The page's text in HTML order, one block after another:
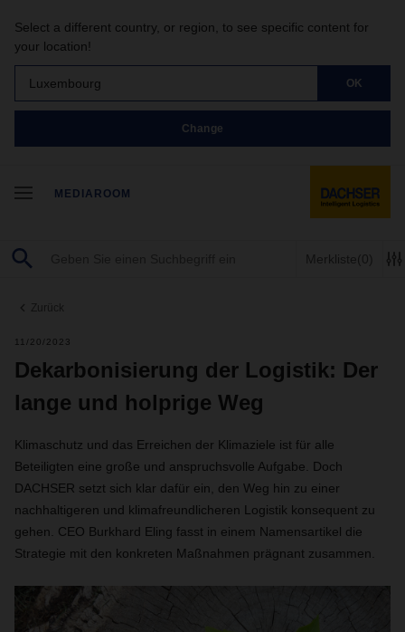
Select a different country, or region, to see specific content for
your location!
Luxembourg OK
Change
MEDIAROOM
Merkliste(0)
Zurück
11/20/2023
Dekarbonisierung der Logistik: Der
lange und holprige Weg
Klimaschutz und das Erreichen der Klimaziele ist für alle
Beteiligten eine große und anspruchsvolle Aufgabe. Doch
DACHSER setzt sich klar dafür ein, den Weg hin zu einer
nachhaltigeren und klimafreundlicheren Logistik konsequent zu
gehen. CEO Burkhard Eling fasst in einem Namensartikel die
Strategie mit den konkreten Maßnahmen prägnant zusammen.